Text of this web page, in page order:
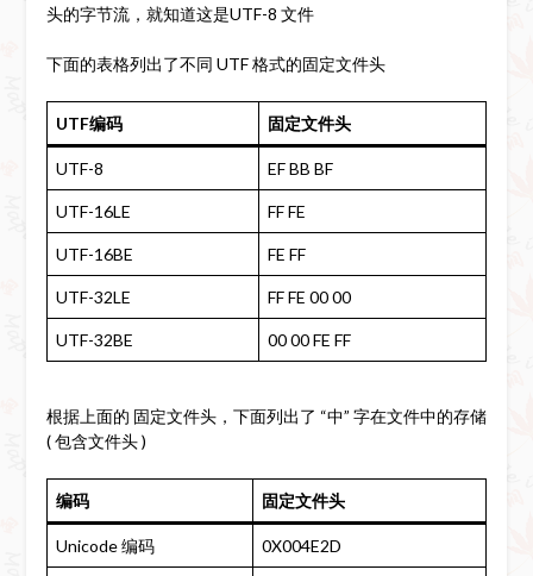
头的字节流，就知道这是UTF-8 文件
下面的表格列出了不同 UTF 格式的固定文件头
UTF编码 固定文件头
UTF-8 EF BB BF
UTF-16LE FF FE
UTF-16BE FE FF
UTF-32LE FF FE 00 00
UTF-32BE 00 00 FE FF
根据上面的 固定文件头，下面列出了 “中” 字在文件中的存储
( 包含文件头 )
编码 固定文件头
Unicode 编码 0X004E2D